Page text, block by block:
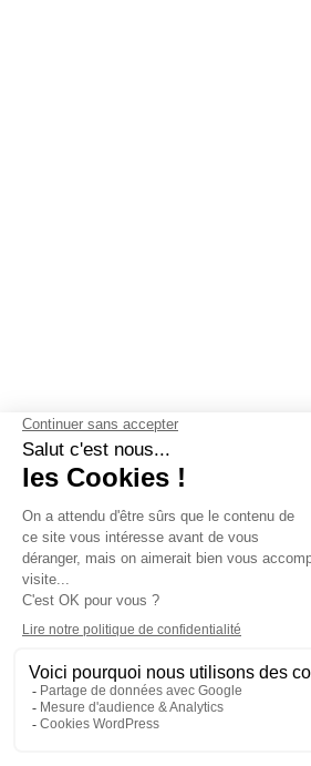
Contactez-nous-Mentions légales-
confidentialité-Gestion des cookies